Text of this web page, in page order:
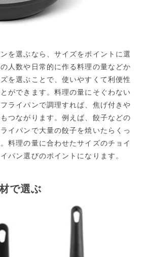
を選ぶなら、サイズをポイントに選
人数や日常的に作る料理の量などか
を選ぶことで、使いやすくて利便性
ができます。料理の量にそぐわない
ライパンで調理すれば、焦げ付きや
つながります。例えば、餃子などの
イパンで大量の餃子を焼いたらくっ
料理の量に合わせたサイズのチョイ
パン選びのポイントになります。
で選ぶ